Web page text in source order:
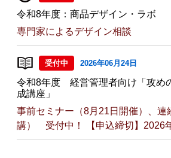
令和8年度：商品デザイン・ラボ
専門家によるデザイン相談
受付中 2026年06月24日
令和8年度 経営管理者向け「攻め
成講座」
事前セミナー（8月21日開催）、連
講） 受付中！ 【申込締切】2026